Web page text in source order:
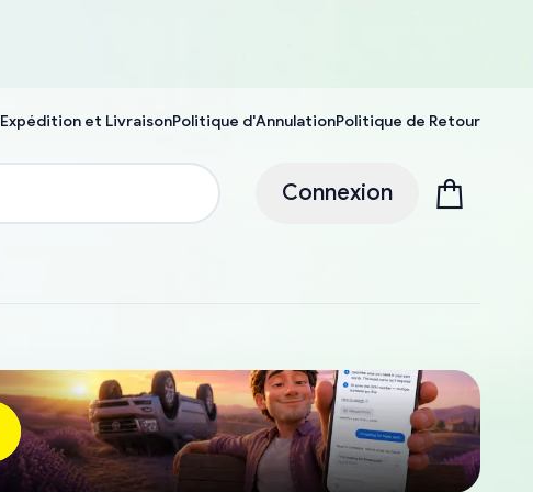
Expédition et LivraisonPolitique d'AnnulationPolitique de Retour
Connexion